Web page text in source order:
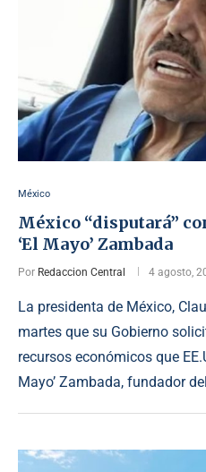
México
México “disputará”
‘El Mayo’ Zambada
Por Redaccion Central 4 agosto,
La presidenta de México,
martes que su Gobierno
recursos económicos que
Mayo’ Zambada, fundador